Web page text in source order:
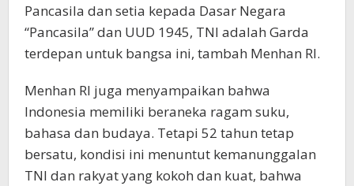
Pancasila dan setia kepada Dasar Negara
“Pancasila” dan UUD 1945, TNI adalah Garda
terdepan untuk bangsa ini, tambah Menhan RI.
Menhan RI juga menyampaikan bahwa
Indonesia memiliki beraneka ragam suku,
bahasa dan budaya. Tetapi 52 tahun tetap
bersatu, kondisi ini menuntut kemanunggalan
TNI dan rakyat yang kokoh dan kuat, bahwa